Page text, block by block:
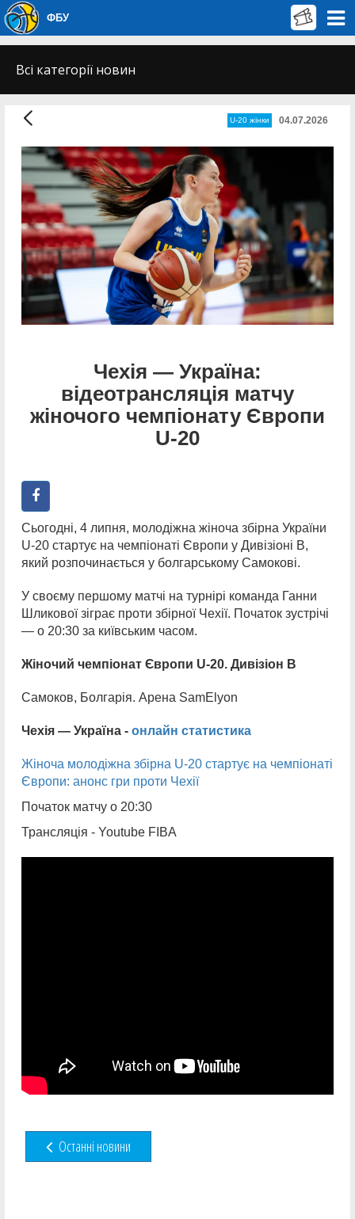
ФБУ
Всі категорії новин
U-20 жінки 04.07.2026
Чехія — Україна:
відеотрансляція матчу
жіночого чемпіонату Європи
U-20
Сьогодні, 4 липня, молодіжна жіноча збірна України
U-20 стартує на чемпіонаті Європи у Дивізіоні В,
який розпочинається у болгарському Самокові.
У своєму першому матчі на турнірі команда Ганни
Шликової зіграє проти збірної Чехії. Початок зустрічі
— о 20:30 за київським часом.
Жіночий чемпіонат Європи U-20. Дивізіон В
Самоков, Болгарія. Арена SamElyon
Чехія — Україна - онлайн статистика
Жіноча молодіжна збірна U-20 стартує на чемпіонаті
Європи: анонс гри проти Чехії
Початок матчу о 20:30
Трансляція - Youtube FIBA
Останні новини